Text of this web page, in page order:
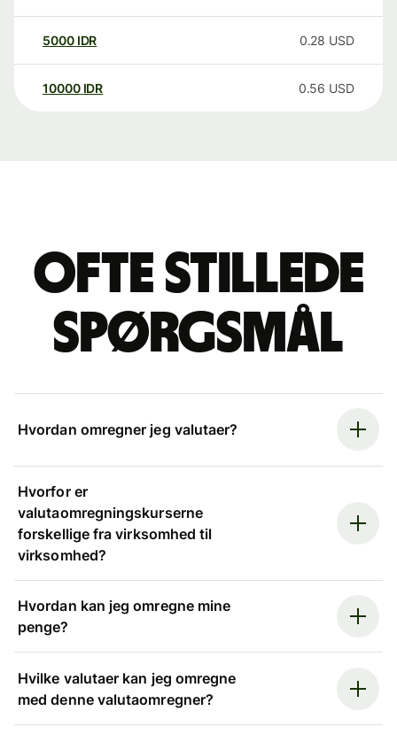
5000 IDR 0.28 USD
10000 IDR 0.56 USD
Ofte stillede
spørgsmål
Hvordan omregner jeg valutaer?
Hvorfor er
valutaomregningskurserne
forskellige fra virksomhed til
virksomhed?
Hvordan kan jeg omregne mine
penge?
Hvilke valutaer kan jeg omregne
med denne valutaomregner?